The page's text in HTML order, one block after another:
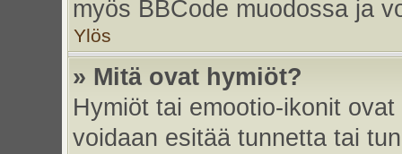
myös BBCode muodossa ja
Ylös
» Mitä ovat hymiöt?
Hymiöt tai emootio-ikonit
voidaan esitää tunnetta tai